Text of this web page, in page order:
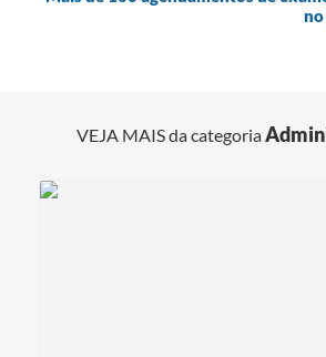
VEJA MAIS da categoria